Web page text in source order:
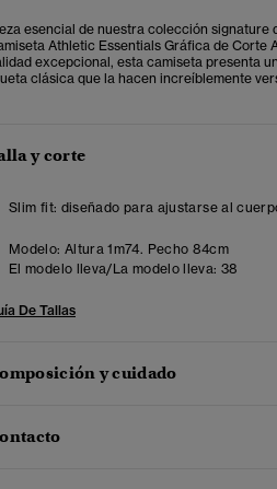
esencial de nuestra colección signature
Athletic Essentials Gráfica de Corte
excepcional, esta camiseta presenta
clásica que la hacen increíblemente
y corte
Slim fit: diseñado para ajustarse al
Modelo: Altura 1m74. Pecho 84cm
El modelo lleva/La modelo lleva: 38
De Tallas
y cuidado